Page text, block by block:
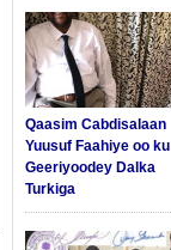
Qaasim Cabdisalaan
Yuusuf Faahiye oo ku
Geeriyoodey Dalka
Turkiga